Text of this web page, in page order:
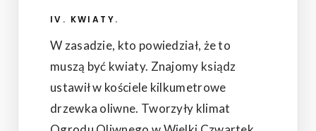
IV. KWIATY.
W zasadzie, kto powiedział, że to
muszą być kwiaty. Znajomy ksiądz
ustawił w kościele kilkumetrowe
drzewka oliwne. Tworzyły klimat